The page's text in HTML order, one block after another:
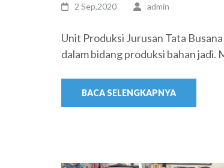
2 Sep,2020 admin
Unit Produksi Jurusan Tata
dalam bidang produksi bahan jadi.
BACA SELENGKAPNYA